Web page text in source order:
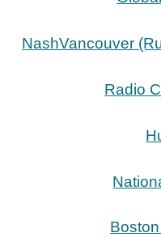
NashVancouver
Radio